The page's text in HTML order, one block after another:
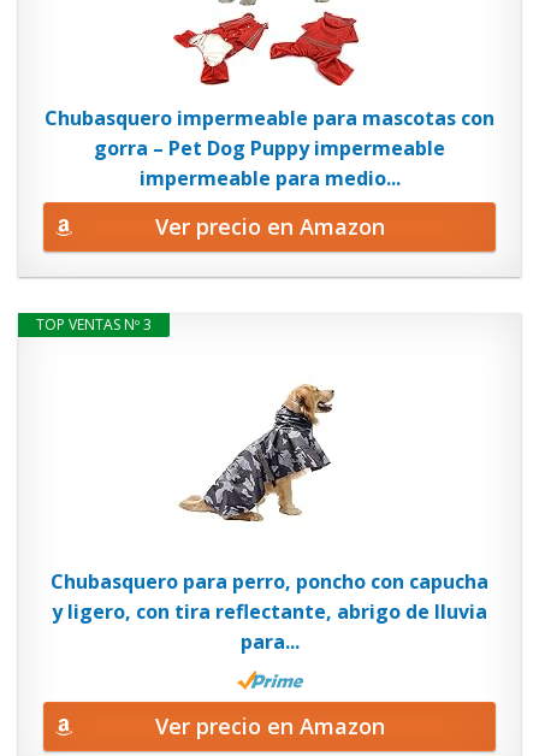
Chubasquero impermeable para mascotas con
gorra – Pet Dog Puppy impermeable
impermeable para medio...
Ver precio en Amazon
TOP VENTAS Nº 3
Chubasquero para perro, poncho con capucha
y ligero, con tira reflectante, abrigo de lluvia
para...
Ver precio en Amazon